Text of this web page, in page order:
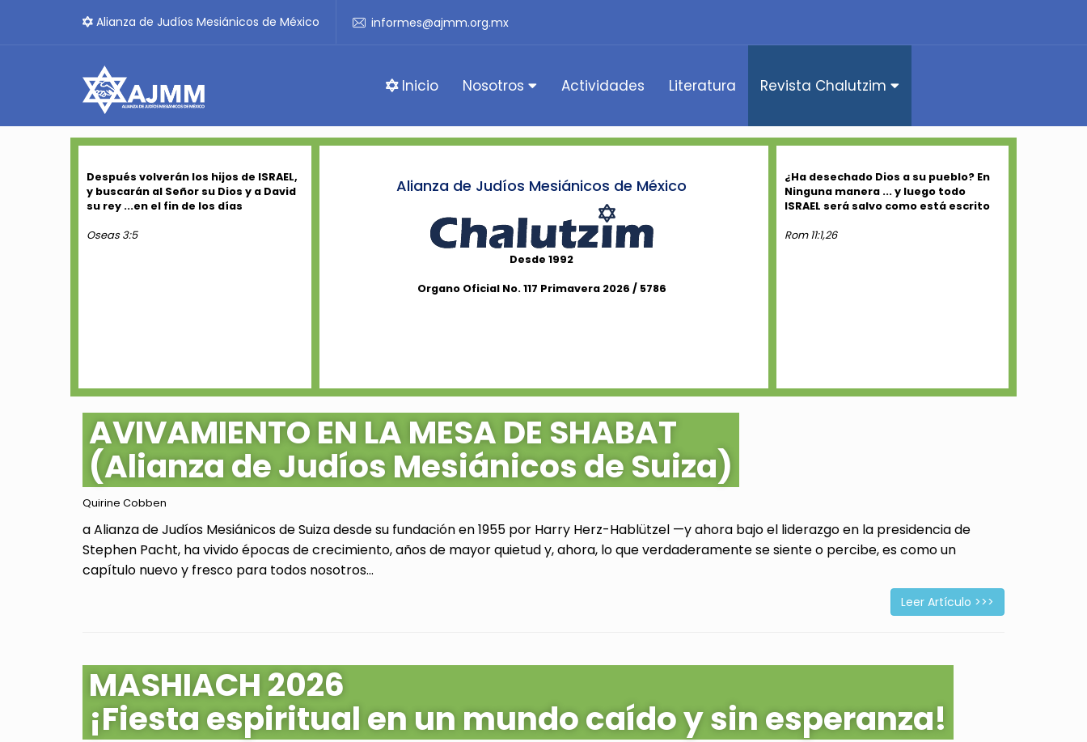
Alianza de Judíos Mesiánicos de México informes@ajmm.org.mx
Inicio Nosotros Actividades Literatura Revista Chalutzim
Después volverán los hijos de ISRAEL,
y buscarán al Señor su Dios y a David
su rey ...en el fin de los días
Oseas 3:5
Alianza de Judíos Mesiánicos de México
Desde 1992
Organo Oficial No. 117 Primavera 2026 / 5786
¿Ha desechado Dios a su pueblo? En
Ninguna manera ... y luego todo
ISRAEL será salvo como está escrito
Rom 11:1,26
AVIVAMIENTO EN LA MESA DE SHABAT
(Alianza de Judíos Mesiánicos de Suiza)
Quirine Cobben
a Alianza de Judíos Mesiánicos de Suiza desde su fundación en 1955 por Harry Herz-Hablützel —y ahora bajo el liderazgo en la presidencia de
Stephen Pacht, ha vivido épocas de crecimiento, años de mayor quietud y, ahora, lo que verdaderamente se siente o percibe, es como un
capítulo nuevo y fresco para todos nosotros...
Leer Artículo >>>
MASHIACH 2026
¡Fiesta espiritual en un mundo caído y sin esperanza!